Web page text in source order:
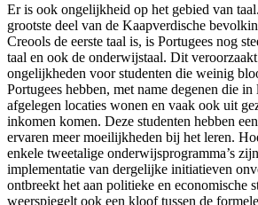
Er is ook ongelijkheid op het gebied van
grootste deel van de Kaapverdische
Creools de eerste taal is, is Portugees nog
taal en ook de onderwijstaal. Dit
ongelijkheden voor studenten die weinig
Portugees hebben, met name degenen die
afgelegen locaties wonen en vaak ook uit
inkomen komen. Deze studenten hebben
ervaren meermoeilijkheden bij het leren.
enkele tweetalige onderwijsprogramma’s
implementatie van dergelijke initiatieven
ontbreekt het aan politieke en economische
weerspiegelt ook een kloof tussen de